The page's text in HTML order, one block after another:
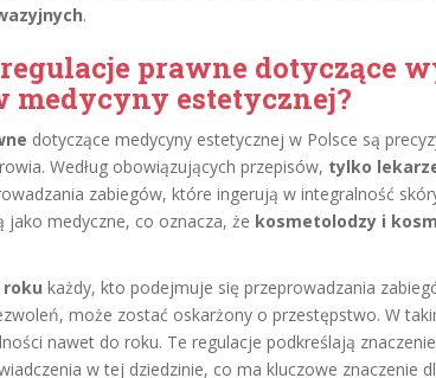
.
prawne dotyczące
medycyny estetycznej?
dotyczące medycyny estetycznej w Polsce są
Według obowiązujących przepisów, tylko
zabiegów, które ingerują w integralność
jako medyczne, co oznacza, że kosmetolodzy i
roku każdy, kto podejmuje się przeprowadzania
może zostać oskarżony o przestępstwo. W
nawet do roku. Te regulacje podkreślają
w tej dziedzinie, co ma kluczowe znaczenie